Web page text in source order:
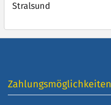
Stralsund
Zahlungsmöglichkeiten